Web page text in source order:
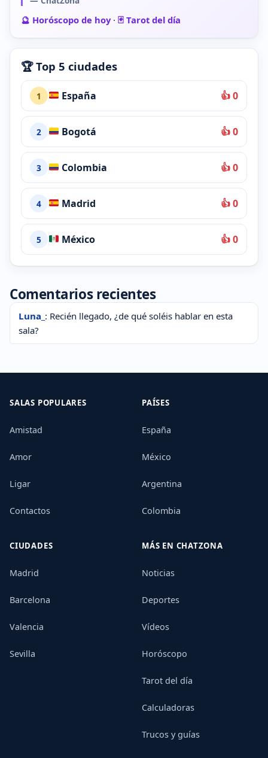
🔮 Horóscopo de hoy· 🃏 Tarot del día
🏆 Top 5 ciudades
1 España 👍 0
2 Bogotá 👍 0
3 Colombia 👍 0
4 Madrid 👍 0
5 México 👍 0
Comentarios recientes
Luna_ : Recién llegado, ¿de qué soléis hablar en esta
sala?
SALAS POPULARES
Amistad
Amor
Ligar
Contactos
PAÍSES
España
México
Argentina
Colombia
CIUDADES
Madrid
Barcelona
Valencia
Sevilla
MÁS EN CHATZONA
Noticias
Deportes
Vídeos
Horóscopo
Tarot del día
Calculadoras
Trucos y guías